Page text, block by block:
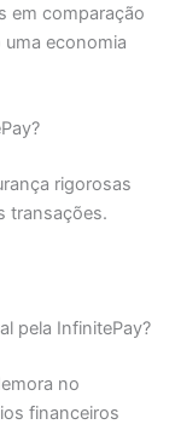
em comparação
economia
rigorosas
transações.
pela InfinitePay?
no
financeiros